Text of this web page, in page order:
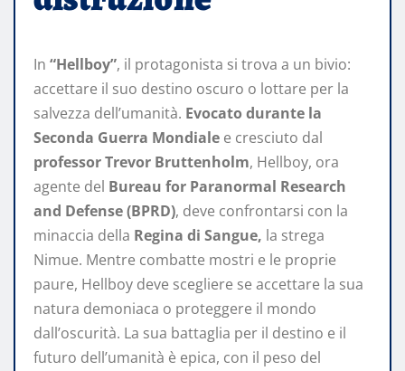
In “Hellboy”, il protagonista si trova a un bivio:
accettare il suo destino oscuro o lottare per la
salvezza dell’umanità. Evocato durante la
Seconda Guerra Mondiale e cresciuto dal
professor Trevor Bruttenholm, Hellboy, ora
agente del Bureau for Paranormal Research
and Defense (BPRD), deve confrontarsi con la
minaccia della Regina di Sangue, la strega
Nimue. Mentre combatte mostri e le proprie
paure, Hellboy deve scegliere se accettare la sua
natura demoniaca o proteggere il mondo
dall’oscurità. La sua battaglia per il destino e il
futuro dell’umanità è epica, con il peso del